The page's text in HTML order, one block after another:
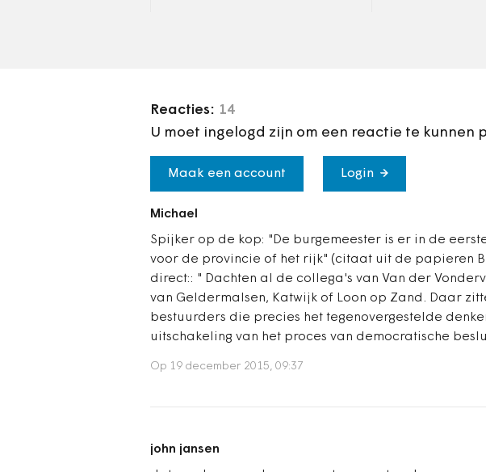
Reacties: 14
U moet ingelogd zijn om een reactie te kunnen
Maak een account Login
Michael
Spijker op de kop: "De burgemeester is er in de
voor de provincie of het rijk" (citaat uit de papieren
direct:: " Dachten al de collega's van Van der
van Geldermalsen, Katwijk of Loon op Zand. Daar
bestuurders die precies het tegenovergestelde
uitschakeling van het proces van democratische
Op 19 december 2015, 09:37
john jansen